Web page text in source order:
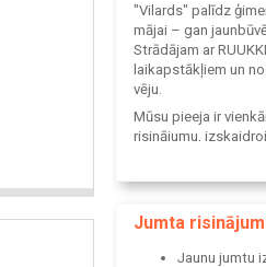
"Vilards" palīdz
mājai – gan
Strādājam ar
laikapstākļiem un
vēju.
Mūsu pieeja ir
risinājumu,
Jumta
Jaunu jumtu